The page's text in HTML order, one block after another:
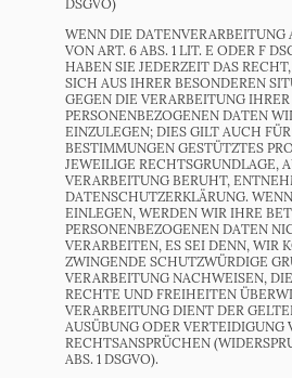
DSGVO)
WENN DIE DATENVERARBEITUNG
VON ART. 6 ABS. 1 LIT. E ODER F
HABEN SIE JEDERZEIT DAS
SICH AUS IHRER BESONDEREN
GEGEN DIE VERARBEITUNG IHRER
PERSONENBEZOGENEN DATEN
EINZULEGEN; DIES GILT AUCH
BESTIMMUNGEN GESTÜTZTES
JEWEILIGE RECHTSGRUNDLAGE,
VERARBEITUNG BERUHT,
DATENSCHUTZERKLÄRUNG.
EINLEGEN, WERDEN WIR IHRE
PERSONENBEZOGENEN DATEN
VERARBEITEN, ES SEI DENN, WIR
ZWINGENDE SCHUTZWÜRDIGE
VERARBEITUNG NACHWEISEN,
RECHTE UND FREIHEITEN
VERARBEITUNG DIENT DER
AUSÜBUNG ODER VERTEIDIGUNG
RECHTSANSPRÜCHEN
ABS. 1 DSGVO).